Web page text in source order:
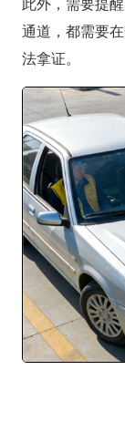
通道，都需要
法拿证。